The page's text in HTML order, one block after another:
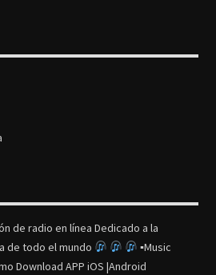
de radio en línea Dedicado a la
de todo el mundo
▪Music
Download APP iOS |Android